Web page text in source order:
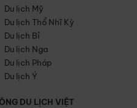
Du lịch Mỹ
Du lịch Thổ Nhĩ Kỳ
Du lịch Bỉ
Du lịch Nga
Du lịch Pháp
Du lịch Ý
DU LỊCH VIỆT